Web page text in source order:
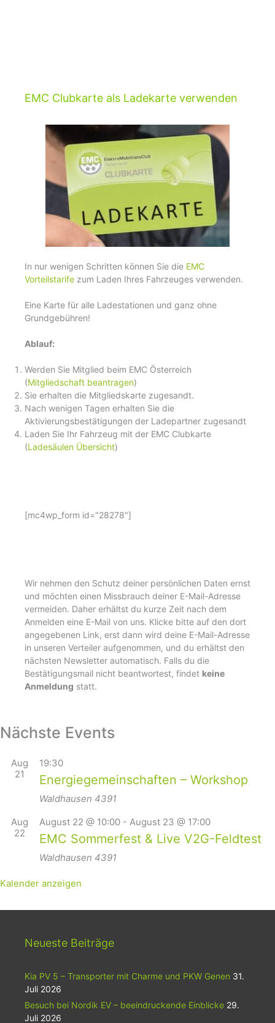
EMC Clubkarte als Ladekarte verwenden
In nur wenigen Schritten können Sie die EMC
Vorteilstarife zum Laden Ihres Fahrzeuges verwenden.
Eine Karte für alle Ladestationen und ganz ohne
Grundgebühren!
Ablauf:
Werden Sie Mitglied beim EMC Österreich
(Mitgliedschaft beantragen)
Sie erhalten die Mitgliedskarte zugesandt.
Nach wenigen Tagen erhalten Sie die
Aktivierungsbestätigungen der Ladepartner zugesandt
Laden Sie Ihr Fahrzeug mit der EMC Clubkarte
(Ladesäulen Übersicht)
[mc4wp_form id="28278"]
Wir nehmen den Schutz deiner persönlichen Daten ernst
und möchten einen Missbrauch deiner E-Mail-Adresse
vermeiden. Daher erhältst du kurze Zeit nach dem
Anmelden eine E-Mail von uns. Klicke bitte auf den dort
angegebenen Link, erst dann wird deine E-Mail-Adresse
in unseren Verteiler aufgenommen, und du erhältst den
nächsten Newsletter automatisch. Falls du die
Bestätigungsmail nicht beantwortest, findet keine
Anmeldung statt.
Nächste Events
Aug
21
19:30
Energiegemeinschaften – Workshop
Waldhausen 4391
Aug
22
August 22 @ 10:00 - August 23 @ 17:00
EMC Sommerfest & Live V2G-Feldtest
Waldhausen 4391
Kalender anzeigen
Neueste Beiträge
Kia PV 5 – Transporter mit Charme und PKW Genen 31.
Juli 2026
Besuch bei Nordik EV – beeindruckende Einblicke 29.
Juli 2026